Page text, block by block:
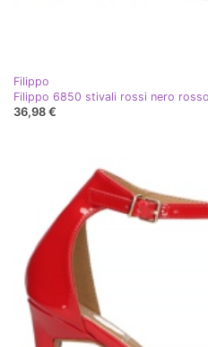
Filippo
Filippo 6850 stivali rossi nero rosso
36,98 €